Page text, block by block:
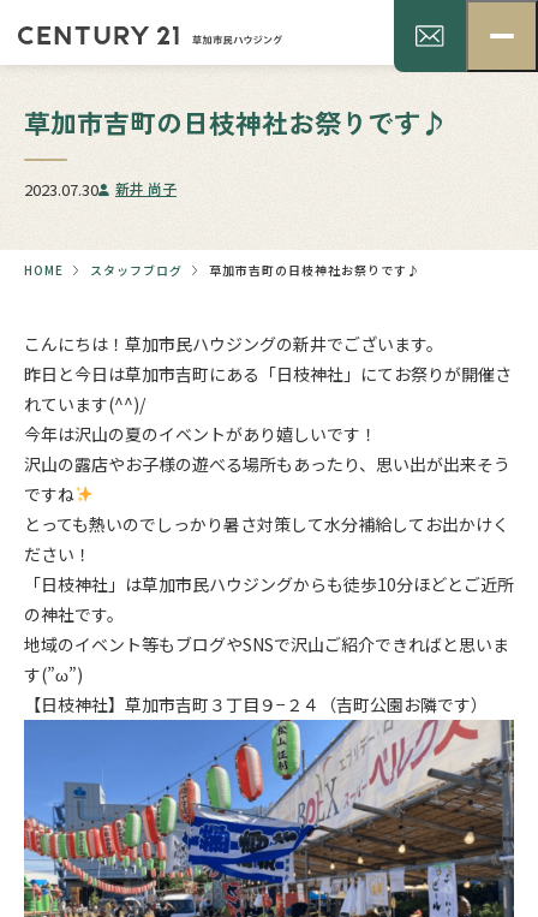
草加市吉町の日枝神社お祭りです♪
2023.07.30 新井 尚子
HOME スタッフブログ 草加市吉町の日枝神社お祭りです♪
こんにちは！草加市民ハウジングの新井でございます。
昨日と今日は草加市吉町にある「日枝神社」にてお祭りが開催さ
れています(^^)/
今年は沢山の夏のイベントがあり嬉しいです！
沢山の露店やお子様の遊べる場所もあったり、思い出が出来そう
ですね
とっても熱いのでしっかり暑さ対策して水分補給してお出かけく
ださい！
「日枝神社」は草加市民ハウジングからも徒歩10分ほどとご近所
の神社です。
地域のイベント等もブログやSNSで沢山ご紹介できればと思いま
す(”ω”)
【日枝神社】草加市吉町３丁目９−２４（吉町公園お隣です）